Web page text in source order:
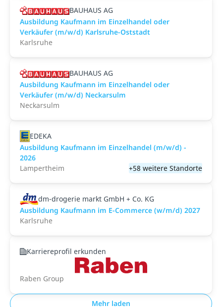
BAUHAUS AG
Ausbildung Kaufmann im Einzelhandel oder
Verkäufer (m/w/d) Karlsruhe-Oststadt
Karlsruhe
BAUHAUS AG
Ausbildung Kaufmann im Einzelhandel oder
Verkäufer (m/w/d) Neckarsulm
Neckarsulm
EDEKA
Ausbildung Kaufmann im Einzelhandel (m/w/d) -
2026
Lampertheim
+58 weitere Standorte
dm-drogerie markt GmbH + Co. KG
Ausbildung Kaufmann im E-Commerce (w/m/d) 2027
Karlsruhe
Karriereprofil erkunden
Raben Group
Mehr laden